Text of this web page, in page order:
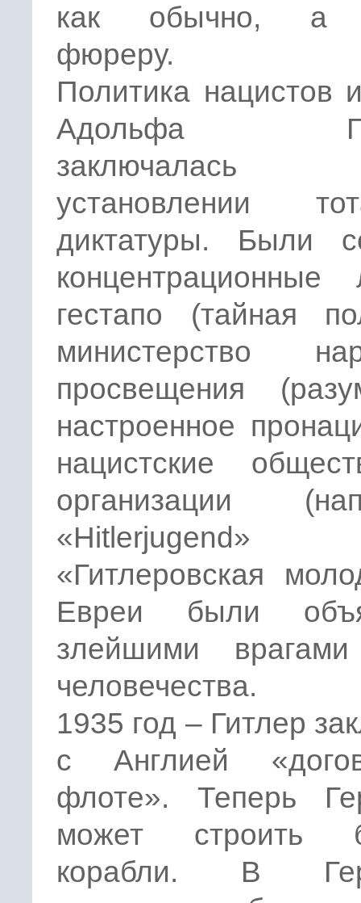
как обычно, а
фюреру.
Политика нацистов
Адольфа
установлении
диктатуры. Были
концентрационные
гестапо (тайная
министерство
просвещения
настроенное
нацистские
организации
«Гитлеровская
Евреи были
злейшими
человечества.
1935 год – Гитлер
с Англией
флоте». Теперь
может строить
корабли. В